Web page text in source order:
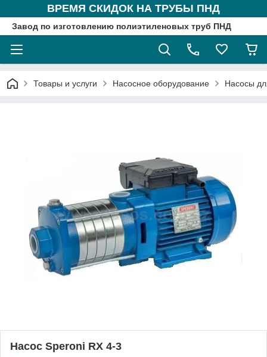
ВРЕМЯ СКИДОК НА ТРУБЫ ПНД
Завод по изготовлению полиэтиленовых труб ПНД
Товары и услуги Насосное оборудование Насосы
Насос Speroni RX 4-3